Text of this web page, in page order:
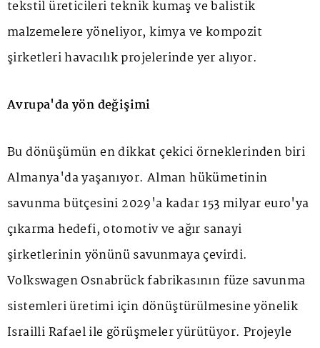
tekstil üreticileri teknik kumaş ve balistik
malzemelere yöneliyor, kimya ve kompozit
şirketleri havacılık projelerinde yer alıyor.
Avrupa'da yön değişimi
Bu dönüşümün en dikkat çekici örneklerinden biri
Almanya'da yaşanıyor. Alman hükümetinin
savunma bütçesini 2029'a kadar 153 milyar euro'ya
çıkarma hedefi, otomotiv ve ağır sanayi
şirketlerinin yönünü savunmaya çevirdi.
Volkswagen Osnabrück fabrikasının füze savunma
sistemleri üretimi için dönüştürülmesine yönelik
İsrailli Rafael ile görüşmeler yürütüyor. Projeyle